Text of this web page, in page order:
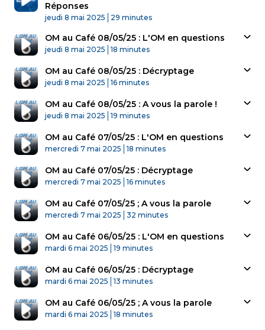
Réponses
Published At
jeudi 8 mai 2025 Time
29 minutes
OM au Café 08/05/25 : L'OM en questions
Published At
jeudi 8 mai 2025 Time
18 minutes
OM au Café 08/05/25 : Décryptage
Published At
jeudi 8 mai 2025 Time
16 minutes
OM au Café 08/05/25 : A vous la parole !
Published At
jeudi 8 mai 2025 Time
19 minutes
OM au Café 07/05/25 : L'OM en questions
Published At
mercredi 7 mai 2025 Time
18 minutes
OM au Café 07/05/25 : Décryptage
Published At
mercredi 7 mai 2025 Time
16 minutes
OM au Café 07/05/25 ; A vous la parole
Published At
mercredi 7 mai 2025 Time
32 minutes
OM au Café 06/05/25 : L'OM en questions
Published At
mardi 6 mai 2025 Time
19 minutes
OM au Café 06/05/25 : Décryptage
Published At
mardi 6 mai 2025 Time
13 minutes
OM au Café 06/05/25 ; A vous la parole
Published At
mardi 6 mai 2025 Time
18 minutes